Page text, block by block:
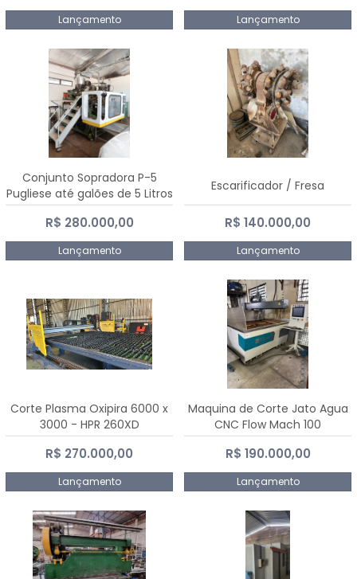
Lançamento Lançamento
Conjunto Sopradora P-5
Pugliese até galões de 5 Litros
R$ 280.000,00
Lançamento
Escarificador / Fresa
R$ 140.000,00
Lançamento
Corte Plasma Oxipira 6000 x
3000 - HPR 260XD
R$ 270.000,00
Lançamento
Maquina de Corte Jato Agua
CNC Flow Mach 100
R$ 190.000,00
Lançamento